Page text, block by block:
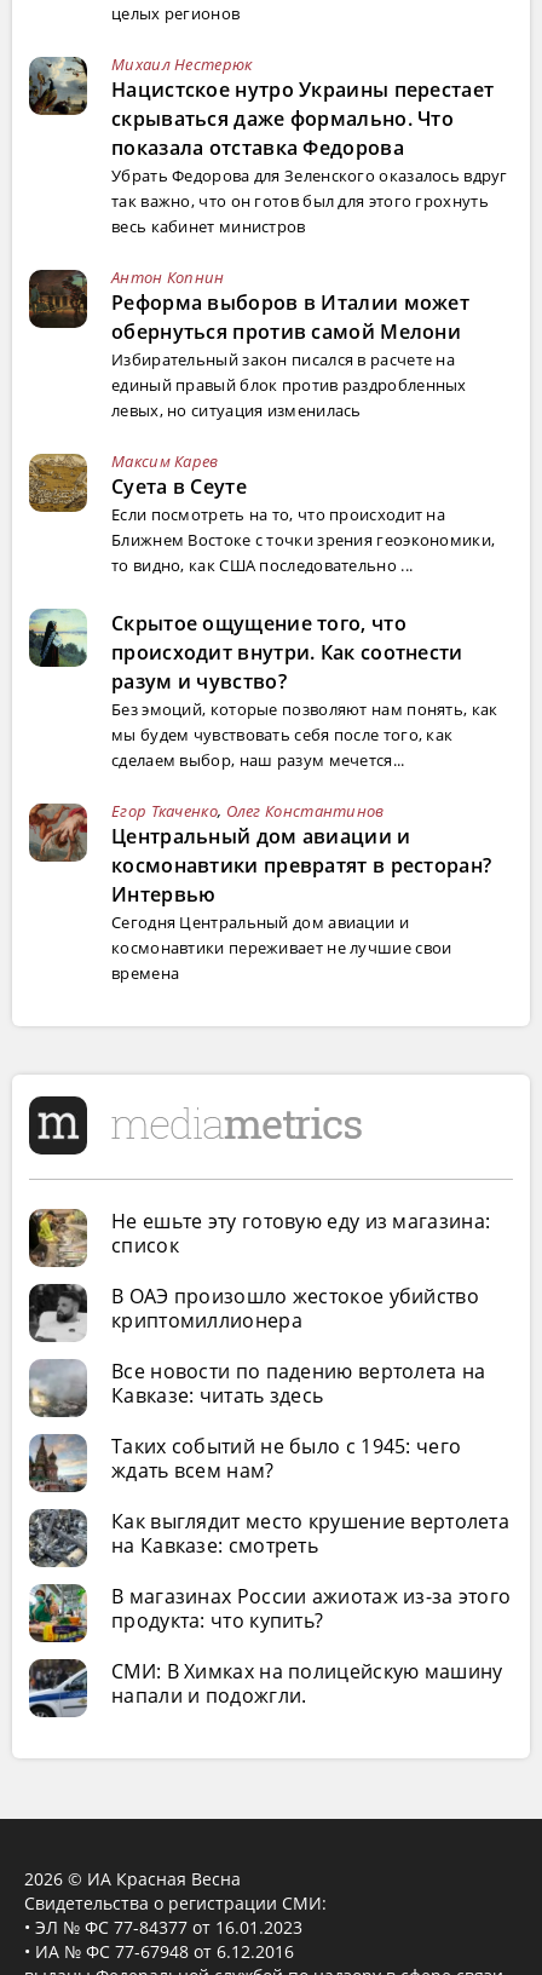
целых регионов
Михаил Нестерюк
Нацистское нутро Украины перестает
скрываться даже формально. Что
показала отставка Федорова
Убрать Федорова для Зеленского оказалось вдруг
так важно, что он готов был для этого грохнуть
весь кабинет министров
Антон Копнин
Реформа выборов в Италии может
обернуться против самой Мелони
Избирательный закон писался в расчете на
единый правый блок против раздробленных
левых, но ситуация изменилась
Максим Карев
Суета в Сеуте
Если посмотреть на то, что происходит на
Ближнем Востоке с точки зрения геоэкономики,
то видно, как США последовательно ...
Скрытое ощущение того, что
происходит внутри. Как соотнести
разум и чувство?
Без эмоций, которые позволяют нам понять, как
мы будем чувствовать себя после того, как
сделаем выбор, наш разум мечется...
Егор Ткаченко, Олег Константинов
Центральный дом авиации и
космонавтики превратят в ресторан?
Интервью
Сегодня Центральный дом авиации и
космонавтики переживает не лучшие свои
времена
Не ешьте эту готовую еду из магазина:
список
В ОАЭ произошло жестокое убийство
криптомиллионера
Все новости по падению вертолета на
Кавказе: читать здесь
Таких событий не было с 1945: чего
ждать всем нам?
Как выглядит место крушение вертолета
на Кавказе: смотреть
В магазинах России ажиотаж из-за этого
продукта: что купить?
СМИ: В Химках на полицейскую машину
напали и подожгли.
2026 © ИА Красная Весна
Свидетельства о регистрации СМИ:
• ЭЛ № ФС 77-84377 от 16.01.2023
• ИА № ФС 77-67948 от 6.12.2016